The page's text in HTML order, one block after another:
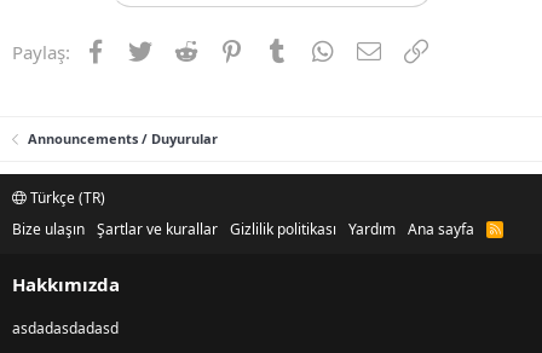
Paylaş: Facebook
TwitterReddit PinterestTumblrWhatsApp
E-postaLink
Announcements / Duyurular
Türkçe (TR)
Bize ulaşın Şartlar ve kurallar Gizlilik politikası Yardım Ana sayfa
R
S
Hakkımızda
asdadasdadasd